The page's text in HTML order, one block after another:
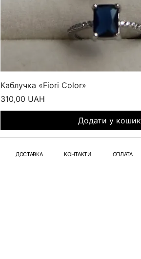
Каблучка «Fiori Color»
Ціна
310,00 UAH
Додати у кошик
ДОСТАВКА КОНТАКТИ ОПЛАТА